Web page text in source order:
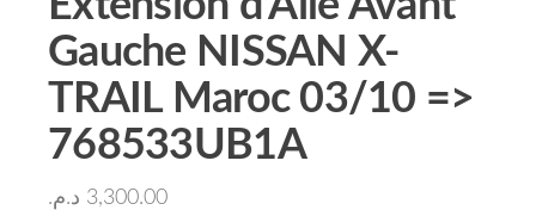
Gauche NISSAN X-
TRAIL Maroc 03/10 =>
768533UB1A
3,300.00 د.م.